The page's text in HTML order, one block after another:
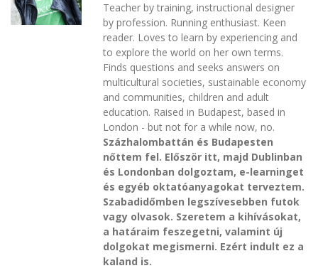
Teacher by training, instructional designer
by profession. Running enthusiast. Keen
reader. Loves to learn by experiencing and
to explore the world on her own terms.
Finds questions and seeks answers on
multicultural societies, sustainable economy
and communities, children and adult
education. Raised in Budapest, based in
London - but not for a while now, no.
Százhalombattán és Budapesten
nőttem fel. Először itt, majd Dublinban
és Londonban dolgoztam, e-learninget
és egyéb oktatóanyagokat terveztem.
Szabadidőmben legszívesebben futok
vagy olvasok. Szeretem a kihívásokat,
a határaim feszegetni, valamint új
dolgokat megismerni. Ezért indult ez a
kaland is.